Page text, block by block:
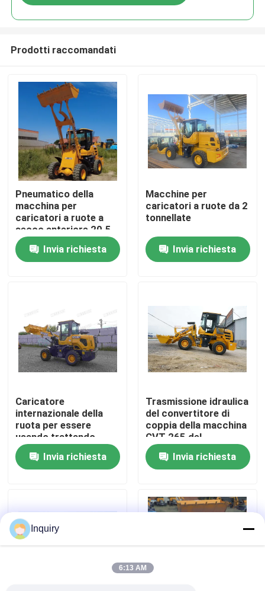
Casa
Circa noi
Giro della fabbrica
Controllo di qualità
Contattici
Notizie
Richieda una citazione
Macchina del caricatore della ruota
Prodotti raccomandati
Pneumatico della
macchina per
caricatori a ruote a
secco anteriore 20.5-
16 EU fase II
Invia richiesta
Macchine per
caricatori a ruote da 2
tonnellate
Invia richiesta
Caricatore
internazionale della
ruota per essere
usando trattando
l'ambiente della
polvereInvia richiesta
Trasmissione idraulica
del convertitore di
coppia della macchina
CVT 265 del
caricatore della ruota
Invia richiesta
Inquiry
6:13 AM